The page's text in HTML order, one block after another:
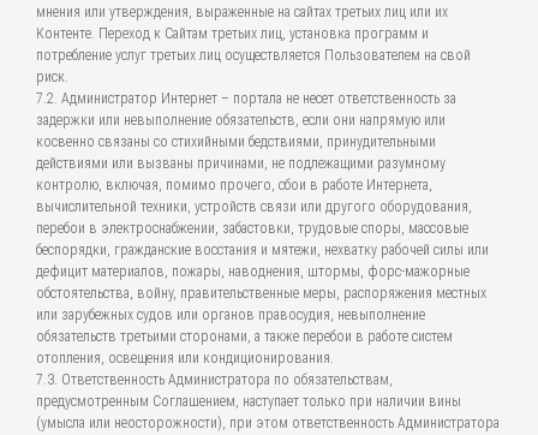
мнения или утверждения, выраженные на сайтах третьих лиц или их
Контенте. Переход к Сайтам третьих лиц, установка программ и
потребление услуг третьих лиц осуществляется Пользователем на свой
риск.
7.2. Администратор Интернет – портала не несет ответственность за
задержки или невыполнение обязательств, если они напрямую или
косвенно связаны со стихийными бедствиями, принудительными
действиями или вызваны причинами, не подлежащими разумному
контролю, включая, помимо прочего, сбои в работе Интернета,
вычислительной техники, устройств связи или другого оборудования,
перебои в электроснабжении, забастовки, трудовые споры, массовые
беспорядки, гражданские восстания и мятежи, нехватку рабочей силы или
дефицит материалов, пожары, наводнения, штормы, форс-мажорные
обстоятельства, войну, правительственные меры, распоряжения местных
или зарубежных судов или органов правосудия, невыполнение
обязательств третьими сторонами, а также перебои в работе систем
отопления, освещения или кондиционирования.
7.3. Ответственность Администратора по обязательствам,
предусмотренным Соглашением, наступает только при наличии вины
(умысла или неосторожности), при этом ответственность Администратора